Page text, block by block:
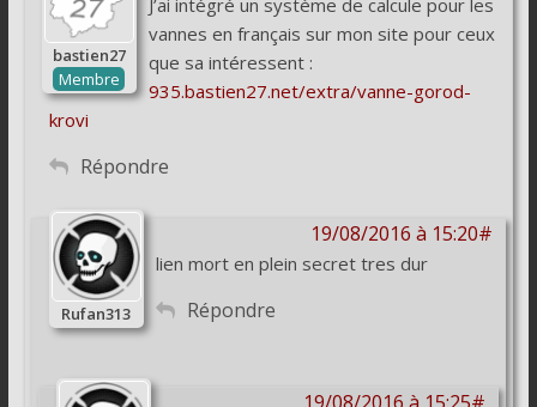
bastien27
Membre
J’ai intégré un système de calcule pour les
vannes en français sur mon site pour ceux
que sa intéressent :
935.bastien27.net/extra/vanne-gorod-
krovi
Répondre
19/08/2016 à 15:20#
Rufan313
lien mort en plein secret tres dur
Répondre